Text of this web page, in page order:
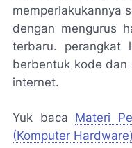
memperlakukannya
dengan mengurus
terbaru. perangkat
berbentuk kode dan
internet.
Yuk baca Materi
(Komputer Hardware)